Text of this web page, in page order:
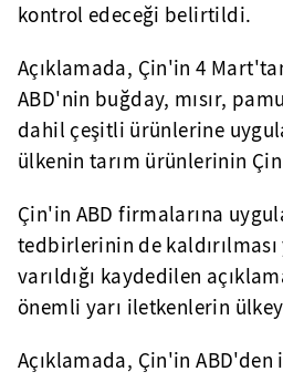
kontrol edeceği belirtildi.
Açıklamada, Çin'in 4
ABD'nin buğday, mısır,
dahil çeşitli ürünlerine
ülkenin tarım ürünlerinin
Çin'in ABD firmalarına
tedbirlerinin de kaldırılması
varıldığı kaydedilen
önemli yarı iletkenlerin
Açıklamada, Çin'in